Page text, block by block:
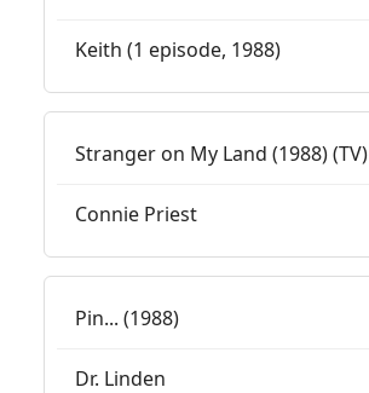
Keith (1 episode, 1988)
Stranger on My Land (1988) (TV)
Connie Priest
Pin... (1988)
Dr. Linden